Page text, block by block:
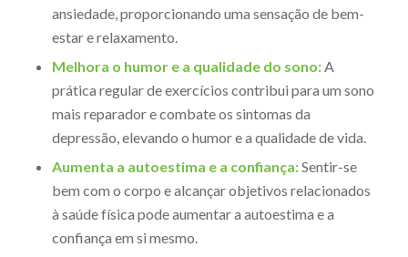
ansiedade, proporcionando uma sensação de bem-
estar e relaxamento.
Melhora o humor e a qualidade do sono:A
prática regular de exercícios contribui para um sono
mais reparador e combate os sintomas da
depressão, elevando o humor e a qualidade de vida.
Aumenta a autoestima e a confiança:Sentir-se
bem com o corpo e alcançar objetivos relacionados
à saúde física pode aumentar a autoestima e a
confiança em si mesmo.